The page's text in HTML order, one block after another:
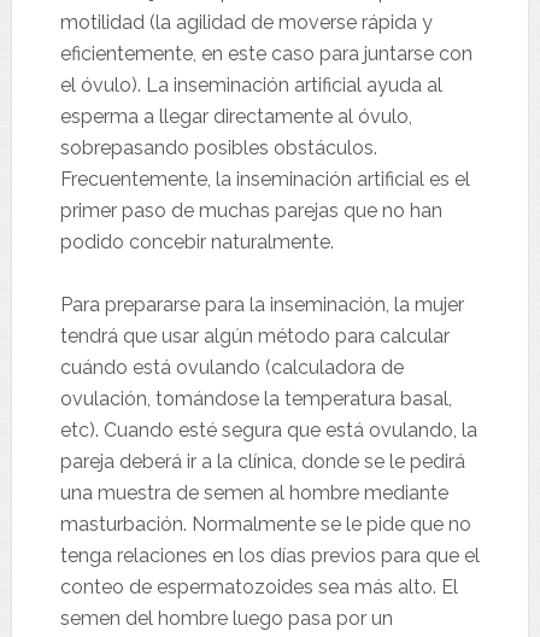
motilidad (la agilidad de moverse rápida y
eficientemente, en este caso para juntarse con
el óvulo). La inseminación artificial ayuda al
esperma a llegar directamente al óvulo,
sobrepasando posibles obstáculos.
Frecuentemente, la inseminación artificial es el
primer paso de muchas parejas que no han
podido concebir naturalmente.
Para prepararse para la inseminación, la mujer
tendrá que usar algún método para calcular
cuándo está ovulando (calculadora de
ovulación, tomándose la temperatura basal,
etc). Cuando esté segura que está ovulando, la
pareja deberá ir a la clínica, donde se le pedirá
una muestra de semen al hombre mediante
masturbación. Normalmente se le pide que no
tenga relaciones en los días previos para que el
conteo de espermatozoides sea más alto. El
semen del hombre luego pasa por un